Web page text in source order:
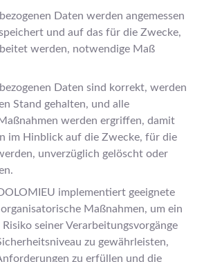
Daten werden angemessen
und auf das für die Zwecke,
werden, notwendige Maß
Daten sind korrekt, werden
Stand gehalten, und alle
werden ergriffen, damit
im Hinblick auf die Zwecke, für die
unverzüglich gelöscht oder
implementiert geeignete
Maßnahmen, um ein
seiner Verarbeitungsvorgänge
zu gewährleisten,
zu erfüllen und die